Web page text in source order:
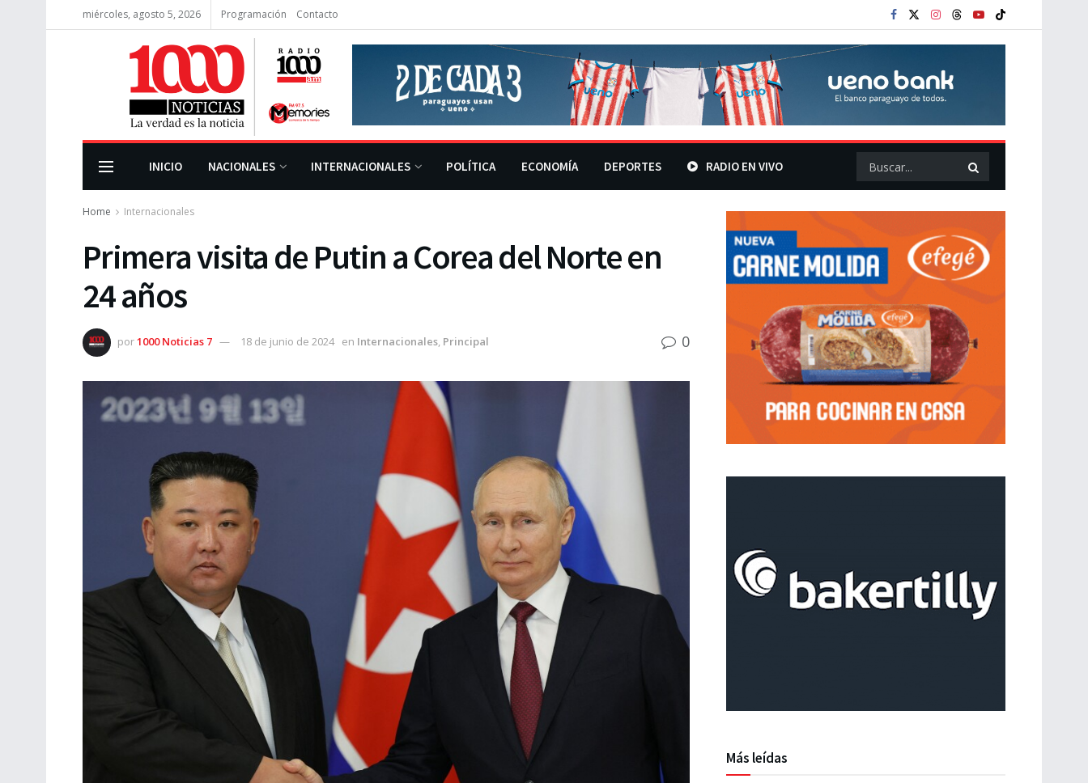
miércoles, agosto 5, 2026 Programación Contacto
INICIO NACIONALES INTERNACIONALES POLÍTICA ECONOMÍA DEPORTES RADIO EN VIVO
Home Internacionales
Primera visita de Putin a Corea del Norte en
24 años
por1000 Noticias 7 18 de junio de 2024 en Internacionales, Principal 0
Más leídas